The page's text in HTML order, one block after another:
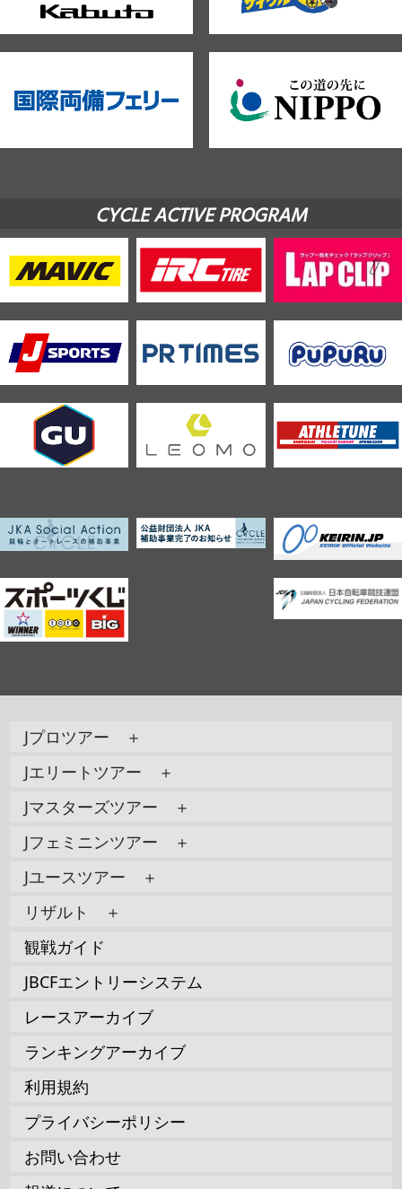
CYCLE ACTIVE PROGRAM
Jプロツアー ＋
Jエリートツアー ＋
Jマスターズツアー ＋
Jフェミニンツアー ＋
Jユースツアー ＋
リザルト ＋
観戦ガイド
JBCFエントリーシステム
レースアーカイブ
ランキングアーカイブ
利用規約
プライバシーポリシー
お問い合わせ